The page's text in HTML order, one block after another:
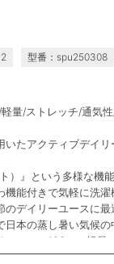
型番：spu250308
量/ストレッチ/通気性/
たアクティブデイリ
）』という多様な機
機能付きで気軽に洗
のデイリーユースに
日本の蒸し暑い気候
エステル100％。軽量
に動きやすい生地です